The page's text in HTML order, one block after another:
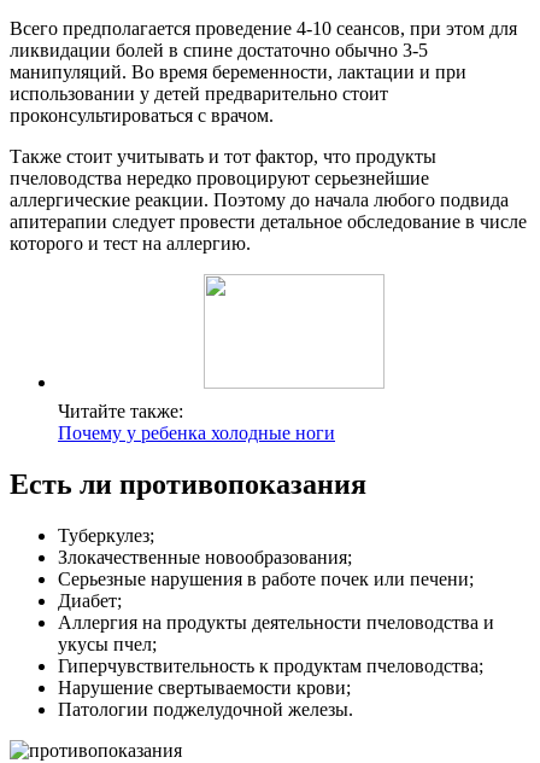
Всего предполагается проведение 4-10 сеансов, при этом для
ликвидации болей в спине достаточно обычно 3-5
манипуляций. Во время беременности, лактации и при
использовании у детей предварительно стоит
проконсультироваться с врачом.
Также стоит учитывать и тот фактор, что продукты
пчеловодства нередко провоцируют серьезнейшие
аллергические реакции. Поэтому до начала любого подвида
апитерапии следует провести детальное обследование в числе
которого и тест на аллергию.
Читайте также:
Почему у ребенка холодные ноги
Есть ли противопоказания
Туберкулез;
Злокачественные новообразования;
Серьезные нарушения в работе почек или печени;
Диабет;
Аллергия на продукты деятельности пчеловодства и
укусы пчел;
Гиперчувствительность к продуктам пчеловодства;
Нарушение свертываемости крови;
Патологии поджелудочной железы.